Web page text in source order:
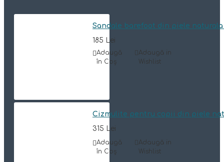
Sandale barefoot din piele naturala
185 Lei
Adaugă
în Coş
Adaugă in
Wishlist
Cizmulite pentru copii din piele
315 Lei
Adaugă
în Coş
Adaugă in
Wishlist